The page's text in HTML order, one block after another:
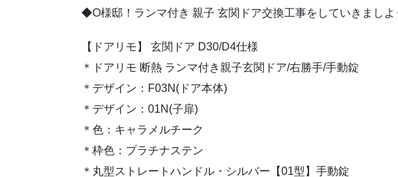
◆O様邸！ランマ付き 親子 玄関ドア交換工事をしていきまし
【ドアリモ】 玄関ドア D30/D4仕様
＊ドアリモ 断熱 ランマ付き親子玄関ドア/右勝手/手動錠
＊デザイン：F03N(ドア本体)
＊デザイン：01N(子扉)
＊色：キャラメルチーク
＊枠色：プラチナステン
＊丸型ストレートハンドル・シルバー【01型】手動錠